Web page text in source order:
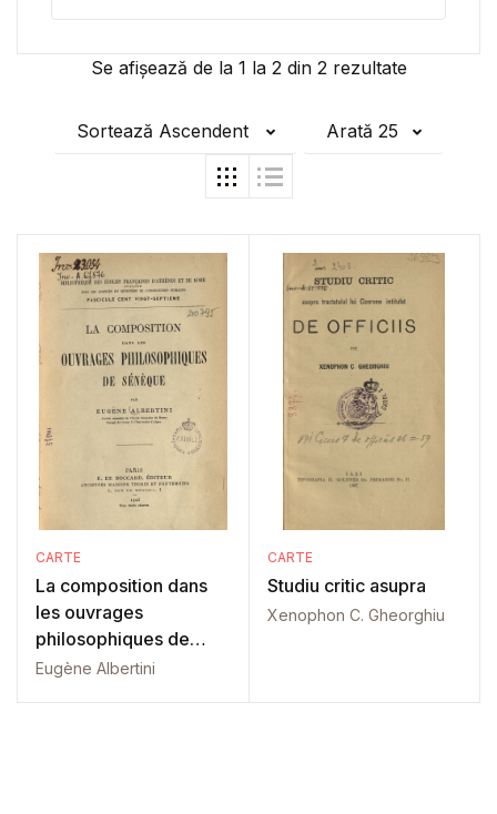
Se afișează de la 1 la 2din 2rezultate
Sortează Ascendent Arată 25
CARTE
La composition dans
les ouvrages
philosophiques de
Sénèque
Eugène Albertini
CARTE
Studiu critic asupra
Xenophon C. Gheorghiu